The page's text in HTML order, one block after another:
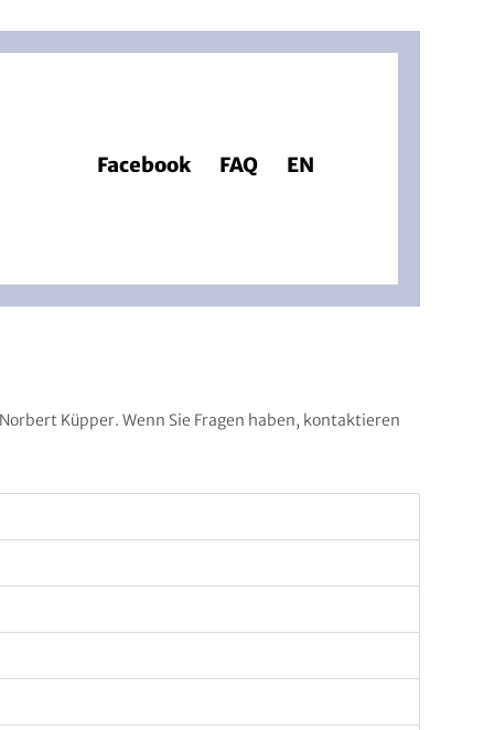
Facebook FAQ EN
Küpper. Wenn Sie Fragen haben, kontaktieren